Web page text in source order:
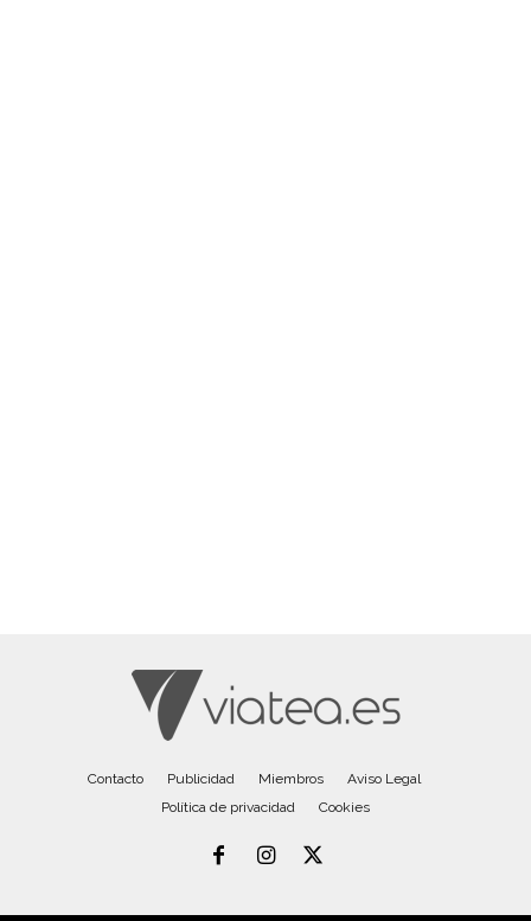
Contacto Publicidad Miembros
Aviso Legal
Política de privacidad
Cookies